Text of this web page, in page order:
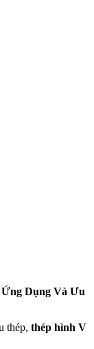
Dụng Và Ưu
thép, thép hình V